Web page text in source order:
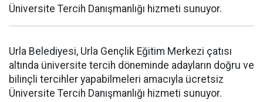
Üniversite Tercih Danışmanlığı hizmeti sunuyor.
Urla Belediyesi, Urla Gençlik Eğitim Merkezi çatısı
altında üniversite tercih döneminde adayların doğru ve
bilinçli tercihler yapabilmeleri amacıyla ücretsiz
Üniversite Tercih Danışmanlığı hizmeti sunuyor.